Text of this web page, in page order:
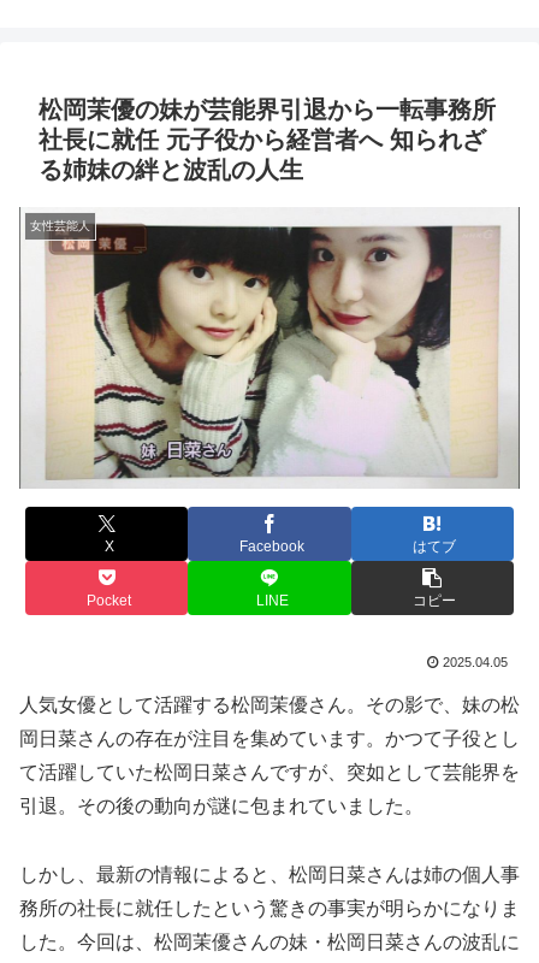
松岡茉優の妹が芸能界引退から一転事務所
社長に就任 元子役から経営者へ 知られざ
る姉妹の絆と波乱の人生
女性芸能人
X Facebook はてブ
Pocket LINE コピー
2025.04.05
人気女優として活躍する松岡茉優さん。その影で、妹の松
岡日菜さんの存在が注目を集めています。かつて子役とし
て活躍していた松岡日菜さんですが、突如として芸能界を
引退。その後の動向が謎に包まれていました。
しかし、最新の情報によると、松岡日菜さんは姉の個人事
務所の社長に就任したという驚きの事実が明らかになりま
した。今回は、松岡茉優さんの妹・松岡日菜さんの波乱に